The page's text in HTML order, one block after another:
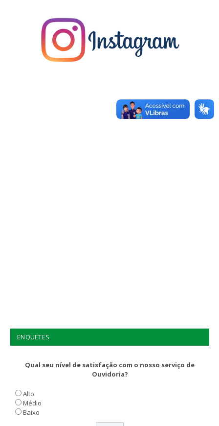
ENQUETES
Qual seu nível de satisfação com o nosso serviço de
Ouvidoria?
Alto
Médio
Baixo